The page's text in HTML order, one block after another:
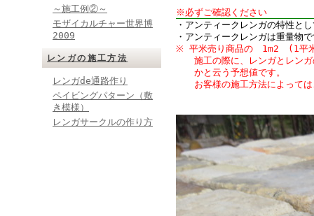
～施工例②～
モザイカルチャー世界博
2009
レンガの施工方法
レンガde通路作り
ペイビングパターン（敷
き模様）
レンガサークルの作り方
※必ずご確認ください
・アンティークレンガの特性と
・アンティークレンガは重量物
※ 平米売り商品の 1m2
(1平
施工の際に、レンガとレンガ
かと云う予想値です。
お客様の施工方法によっては